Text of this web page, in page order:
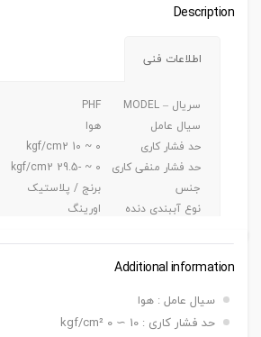
Description
اطلاعات فنی
سریال – MODEL
PHF
سیال عامل
هوا
حد فشار کاری
0 ~ 10 kgf/cm2
حد فشار منفی کاری
0 ~ -29.5 kgf/cm2
جنس
برنج / پلاستیک
نوع آببندی دنده
اورینگ
Additional information
سیال عامل : هوا
حد فشار کاری : 10 ∼ 0 kgf/cm²